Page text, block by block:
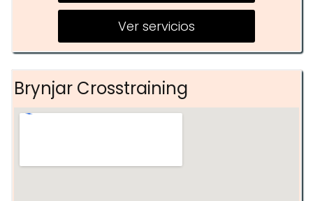
Piscinas (indoor y outdoor)
Sauna finlandesa
Baño turco
Ver servicios
Brynjar Crosstraining